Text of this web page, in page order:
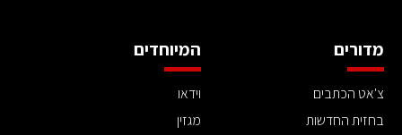
מדורים
צ'אט הכתבים
בחזית החדשות
המיוחדים
וידאו
מגזין